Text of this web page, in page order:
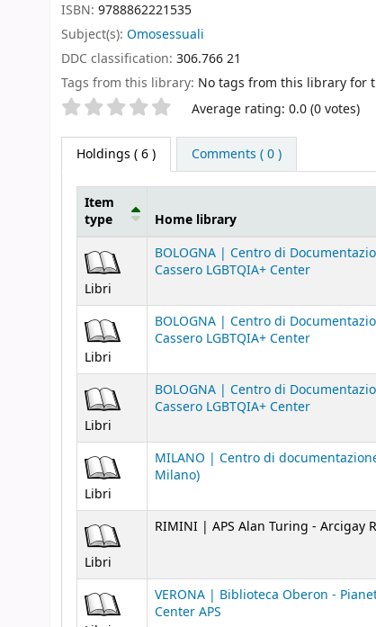
ISBN: 9788862221535
Subject(s): Omosessuali
DDC classification: 306.766 21
Tags from this library: No tags from this library for
Star ratings Average rating: 0.0 (0 votes)
Holdings ( 6 ) Comments ( 0 )
Holdings
Item
type
Home library
Libri
BOLOGNA | Centro di
Cassero LGBTQIA+ Center
Libri
BOLOGNA | Centro di
Cassero LGBTQIA+ Center
Libri
BOLOGNA | Centro di
Cassero LGBTQIA+ Center
Libri
MILANO | Centro di
Milano)
Libri
RIMINI | APS Alan Turing - Arcigay
VERONA | Biblioteca Oberon -
Center APS